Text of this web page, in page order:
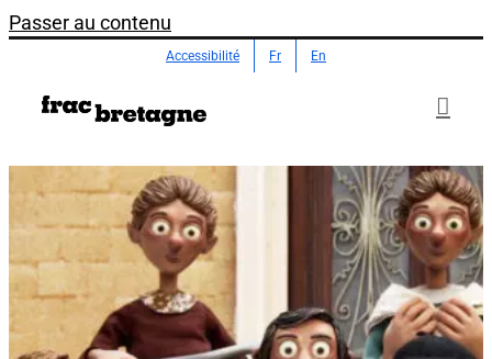
Passer au contenu
Accessibilité Fr En